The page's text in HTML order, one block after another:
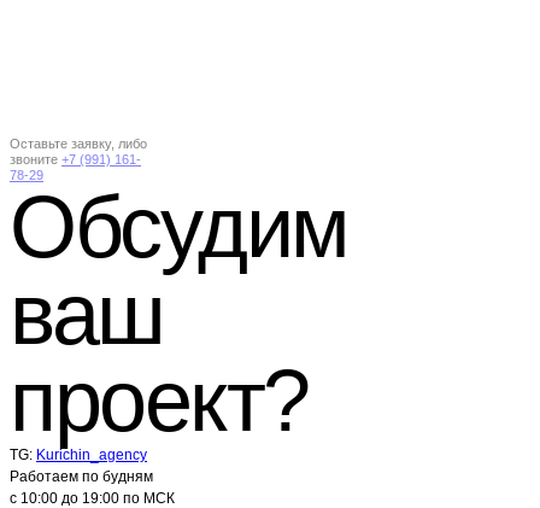
Оставьте заявку, либо
звоните +7 (991) 161-
78-29
Обсудим
ваш
проект?
TG: Kurichin_agency
Работаем по будням
с 10:00 до 19:00 по МСК